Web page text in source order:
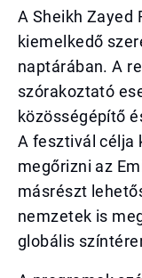
A Sheikh Zayed
kiemelkedő
naptárában. A
szórakoztató
közösségépítő
A fesztivál célja
megőrizni az
másrészt
nemzetek is
globális